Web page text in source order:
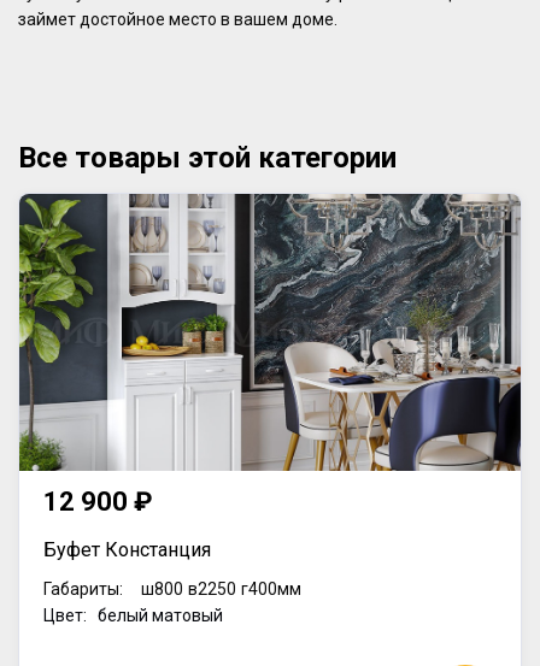
займет достойное место в вашем доме.
Все товары этой категории
12 900 ₽
Буфет Констанция
Габариты: ш800 в2250 г400мм
Цвет: белый матовый